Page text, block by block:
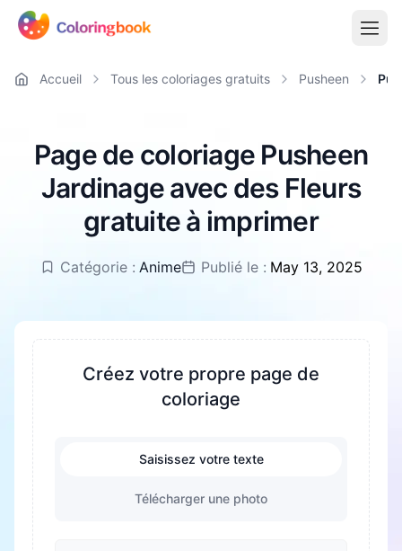
Accueil Tous les coloriages gratuits Pusheen
Page de coloriage Pusheen
Jardinage avec des Fleurs
gratuite à imprimer
Catégorie : Anime Publié le : May 13, 2025
Créez votre propre page de
coloriage
Saisissez votre texte
Télécharger une photo